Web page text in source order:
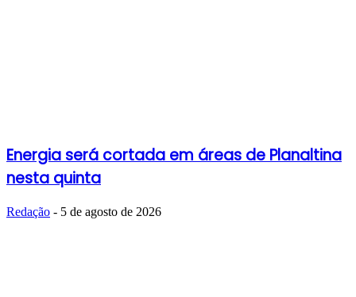
Energia será cortada em áreas de Planaltina
nesta quinta
Redação - 5 de agosto de 2026